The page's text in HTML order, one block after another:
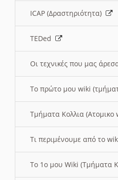
ICAP (Δραστηριότητα)
TEDed
Οι τεχνικές που μας
Το πρώτο μου wiki
Τμήματα Κολλια
Τι περιμένουμε από το
Το 1ο μου Wiki (Τμήματα